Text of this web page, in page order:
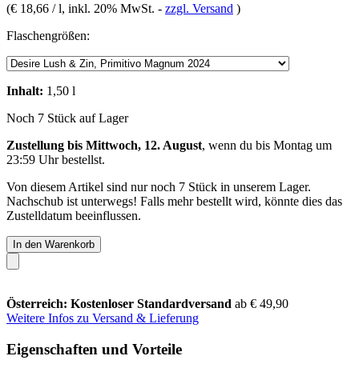
(€ 18,66 / l, inkl. 20% MwSt. - zzgl. Versand )
Flaschengrößen:
Inhalt: 1,50 l
Noch 7 Stück auf Lager
Zustellung bis Mittwoch, 12. August, wenn du bis Montag um
23:59 Uhrbestellst.
Von diesem Artikel sind nur noch 7 Stück in unserem Lager.
Nachschub ist unterwegs! Falls mehr bestellt wird, könnte dies das
Zustelldatum beeinflussen.
In den Warenkorb
Österreich: Kostenloser Standardversand ab € 49,90
Weitere Infos zu Versand & Lieferung
Eigenschaften und Vorteile